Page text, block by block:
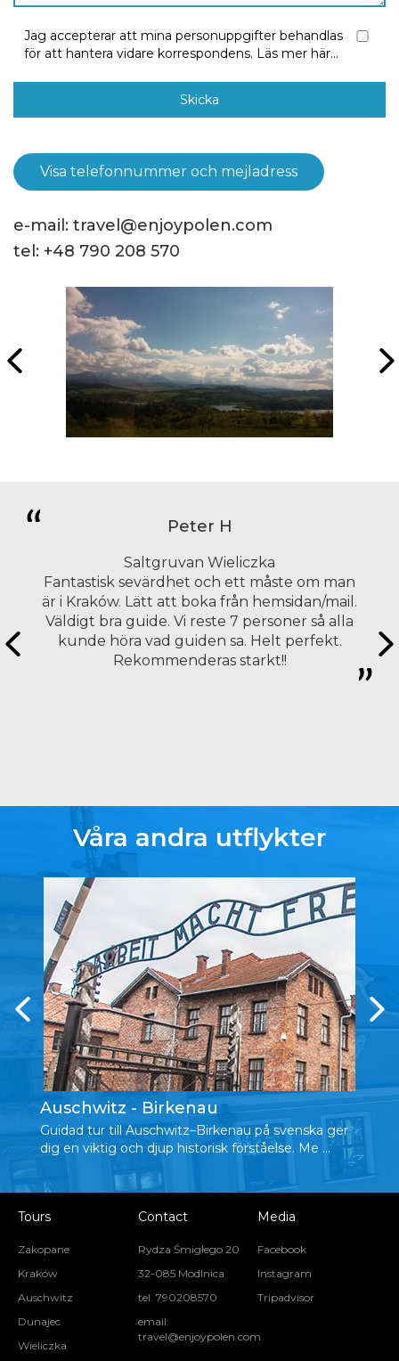
Jag accepterar att mina personuppgifter behandlas
för att hantera vidare korrespondens. Läs mer här...
Visa telefonnummer och mejladress
e-mail: travel@enjoypolen.com
tel: +48 790 208 570
Peter H
Saltgruvan Wieliczka
Fantastisk sevärdhet och ett måste om man
är i Kraków. Lätt att boka från hemsidan/mail.
Väldigt bra guide. Vi reste 7 personer så alla
kunde höra vad guiden sa. Helt perfekt.
Rekommenderas starkt!!
Våra andra utflykter
Auschwitz - Birkenau
Guidad tur till Auschwitz–Birkenau på svenska ger
dig en viktig och djup historisk förståelse. Me ...
Tours
Zakopane
Kraków
Auschwitz
Dunajec
Wieliczka
Contact
Rydza Śmigłego 20
32-085 Modlnica
tel. 790208570
email:
travel@enjoypolen.com
Media
Facebook
Instagram
Tripadvisor